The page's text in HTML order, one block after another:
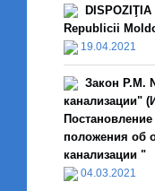
Republicii
19.04.2021
Закон Р.М.
канализации"
положения об
канализации "
04.03.2021